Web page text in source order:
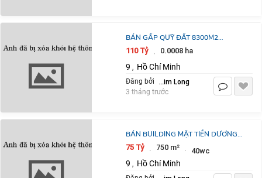
BÁN GẤP QUỸ ĐẤT 8300M2
NGUYỄN DUY TRINH LONG
TRƯỜNG QUẬN 9 GIÁ CHỈ 110TỶ
110 Tỷ · 0.0008 ha
9 , Hồ Chí Minh
Đăng bởi Huỳnh Kim Long
3 tháng trước
BÁN BUILDING MẶT TIỀN DƯƠNG
ĐÌNH HỘI, TĂNG NHƠN PHÚ,
750M2, 7LẦU, 40 PN
75 Tỷ · 750 m² · 40wc
9 , Hồ Chí Minh